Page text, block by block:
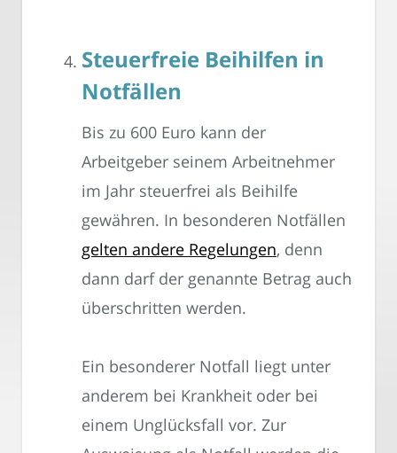
Steuerfreie Beihilfen in
Notfällen
Bis zu 600 Euro kann der
Arbeitgeber seinem Arbeitnehmer
im Jahr steuerfrei als Beihilfe
gewähren. In besonderen Notfällen
gelten andere Regelungen, denn
dann darf der genannte Betrag auch
überschritten werden.
Ein besonderer Notfall liegt unter
anderem bei Krankheit oder bei
einem Unglücksfall vor. Zur